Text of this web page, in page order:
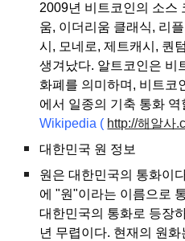
2009년 비트코인의 소스
움, 이더리움 클래식, 리
시, 모네로, 제트캐시, 퀀
생겨났다. 알트코인은 비
화폐를 의미하며, 비트코
에서 일종의 기축 통화
Wikipedia ( http://해알사
대한민국 원 정보
원은 대한민국의 통화이
에 "원"이라는 이름으로
대한민국의 통화로 등장
년 무렵이다. 현재의 원